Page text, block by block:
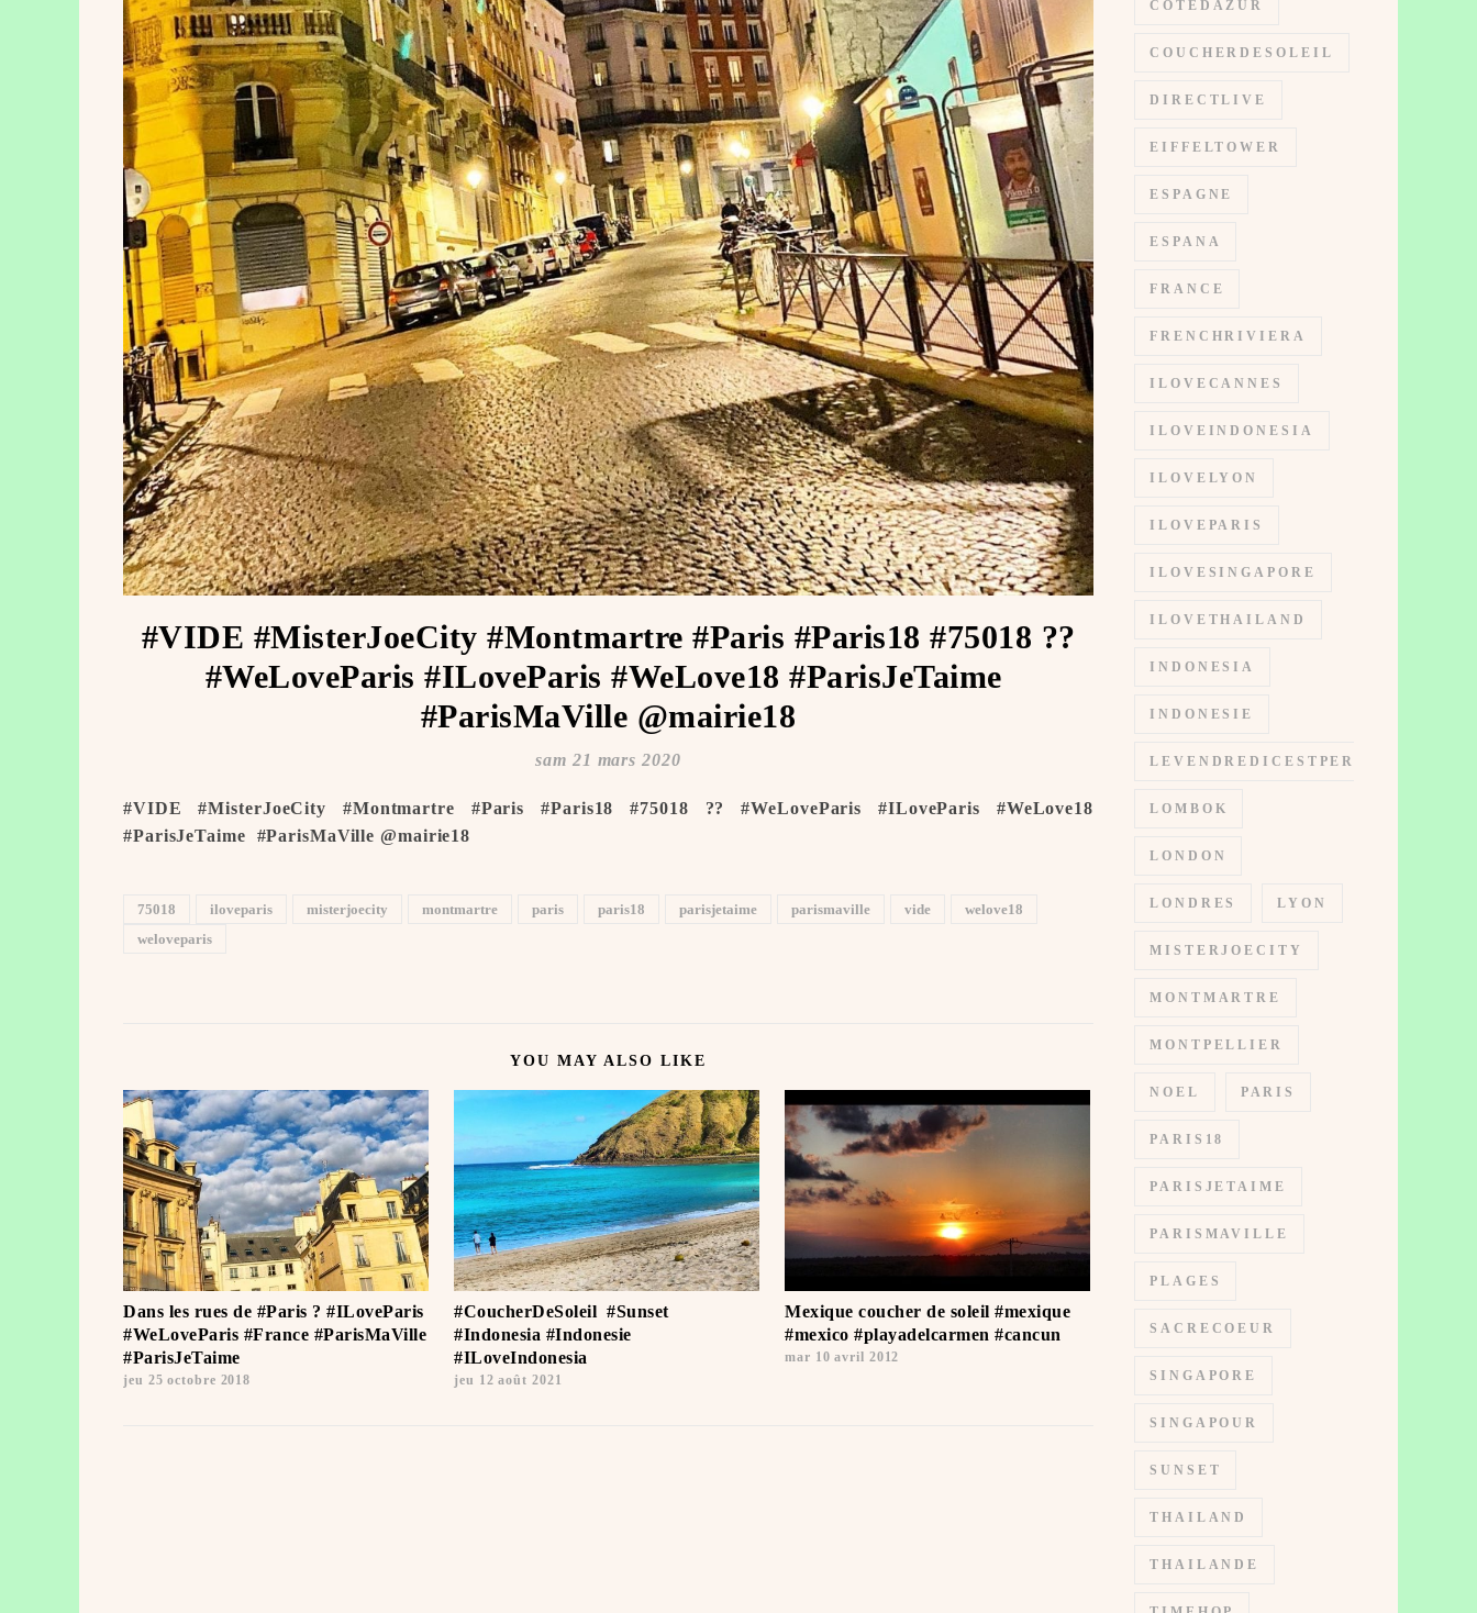
#VIDE #MisterJoeCity #Montmartre #Paris #Paris18 #75018 ??
#WeLoveParis #ILoveParis #WeLove18 #ParisJeTaime ️
#ParisMaVille @mairie18
sam 21 mars 2020
#VIDE #MisterJoeCity #Montmartre #Paris #Paris18 #75018 ?? #WeLoveParis #ILoveParis #WeLove18
#ParisJeTaime ️ #ParisMaVille @mairie18
75018 iloveparis misterjoecity montmartre paris paris18 parisjetaime parismaville vide
welove18
weloveparis
YOU MAY ALSO LIKE
Dans les rues de #Paris ? #ILoveParis
#WeLoveParis #France #ParisMaVille
#ParisJeTaime ️
jeu 25 octobre 2018
#CoucherDeSoleil ️ #Sunset
#Indonesia #Indonesie ️
#ILoveIndonesia
jeu 12 août 2021
Mexique coucher de soleil #mexique
#mexico #playadelcarmen #cancun
mar 10 avril 2012
COTEDAZUR
COUCHERDESOLEIL
DIRECTLIVE
EIFFELTOWER
ESPAGNE
ESPANA
FRANCE
FRENCHRIVIERA
ILOVECANNES
ILOVEINDONESIA
ILOVELYON
ILOVEPARIS
ILOVESINGAPORE
ILOVETHAILAND
INDONESIA
INDONESIE
LEVENDREDICESTPERMIS
LOMBOK
LONDON
LONDRES LYON
MISTERJOECITY
MONTMARTRE
MONTPELLIER
NOEL PARIS
PARIS18
PARISJETAIME
PARISMAVILLE
PLAGES
SACRECOEUR
SINGAPORE
SINGAPOUR
SUNSET
THAILAND
THAILANDE